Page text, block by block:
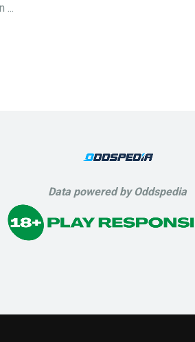
...
Data powered by Oddspedia